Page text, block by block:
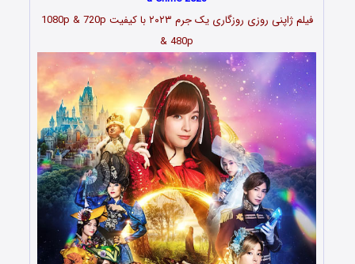
فیلم ژاپنی روزی روزگاری یک جرم ۲۰۲۳
با کیفیت 1080p & 720p
& 480p